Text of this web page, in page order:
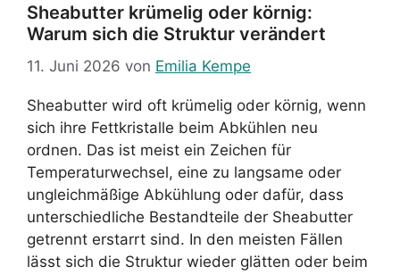
Sheabutter krümelig oder körnig:
Warum sich die Struktur verändert
11. Juni 2026 von Emilia Kempe
Sheabutter wird oft krümelig oder körnig, wenn
sich ihre Fettkristalle beim Abkühlen neu
ordnen. Das ist meist ein Zeichen für
Temperaturwechsel, eine zu langsame oder
ungleichmäßige Abkühlung oder dafür, dass
unterschiedliche Bestandteile der Sheabutter
getrennt erstarrt sind. In den meisten Fällen
lässt sich die Struktur wieder glätten oder beim